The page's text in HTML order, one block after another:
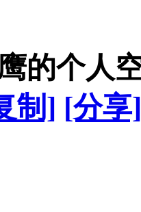
的个人
制] [分享]